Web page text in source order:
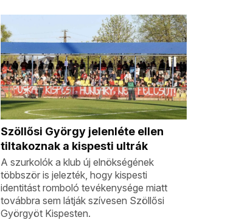
Szöllősi György jelenléte ellen
tiltakoznak a kispesti ultrák
A szurkolók a klub új elnökségének
többször is jelezték, hogy kispesti
identitást romboló tevékenysége miatt
továbbra sem látják szívesen Szöllősi
Györgyöt Kispesten.